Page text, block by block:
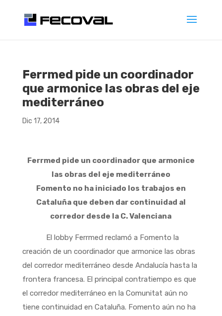
Ferrmed pide un coordinador
que armonice las obras del eje
mediterráneo
Dic 17, 2014
Ferrmed pide un coordinador que armonice
las obras del eje mediterráneo
Fomento no ha iniciado los trabajos en
Cataluña que deben dar continuidad al
corredor desde la C. Valenciana
El lobby Ferrmed reclamó a Fomento la
creación de un coordinador que armonice las obras
del corredor mediterráneo desde Andalucía hasta la
frontera francesa. El principal contratiempo es que
el corredor mediterráneo en la Comunitat aún no
tiene continuidad en Cataluña. Fomento aún no ha